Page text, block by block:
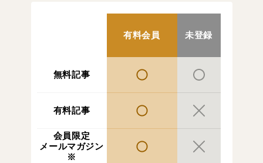
有料会員 未登録
無料記事
有料記事
会員限定
メールマガジン
※